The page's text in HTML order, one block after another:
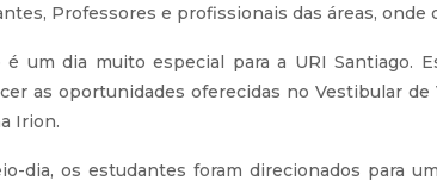
Professores e profissionais das áreas,
é um dia muito especial para a URI Santiago.
as oportunidades oferecidas no Vestibular
Irion.
dia, os estudantes foram direcionados para